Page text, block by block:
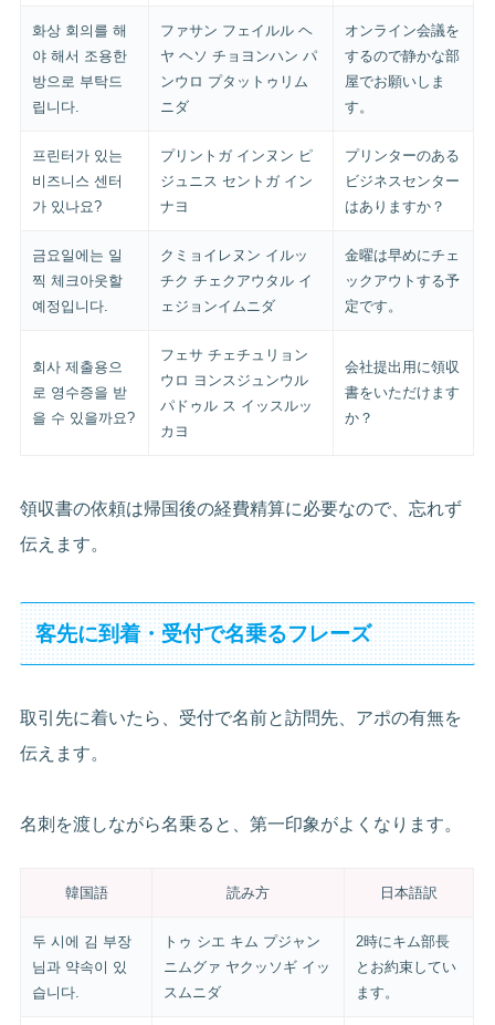
화상 회의를 해
야 해서 조용한
방으로 부탁드
립니다.
ファサン フェイルル ヘ
ヤ ヘソ チョヨンハン パ
ンウロ プタットゥリム
ニダ
オンライン会議を
するので静かな部
屋でお願いしま
す。
프린터가 있는
비즈니스 센터
가 있나요?
プリントガ インヌン ピ
ジュニス セントガ イン
ナヨ
プリンターのある
ビジネスセンター
はありますか？
금요일에는 일
찍 체크아웃할
예정입니다.
クミョイレヌン イルッ
チク チェクアウタル イ
ェジョンイムニダ
金曜は早めにチェ
ックアウトする予
定です。
회사 제출용으
로 영수증을 받
을 수 있을까요?
フェサ チェチュリョン
ウロ ヨンスジュンウル
パドゥル ス イッスルッ
カヨ
会社提出用に領収
書をいただけます
か？
領収書の依頼は帰国後の経費精算に必要なので、忘れず
伝えます。
客先に到着・受付で名乗るフレーズ
取引先に着いたら、受付で名前と訪問先、アポの有無を
伝えます。
名刺を渡しながら名乗ると、第一印象がよくなります。
韓国語 読み方 日本語訳
두 시에 김 부장
님과 약속이 있
습니다.
トゥ シエ キム プジャン
ニムグァ ヤクッソギ イッ
スムニダ
2時にキム部長
とお約束してい
ます。